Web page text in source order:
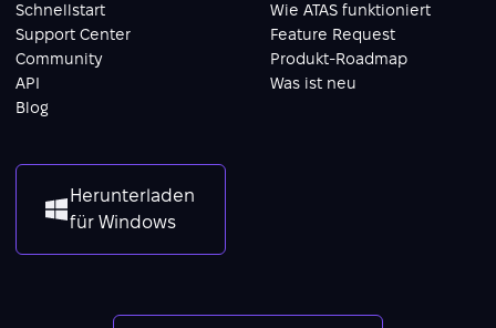
Schnellstart
Support Center
Community
API
Blog
Wie ATAS funktioniert
Feature Request
Produkt-Roadmap
Was ist neu
Herunterladen
für Windows